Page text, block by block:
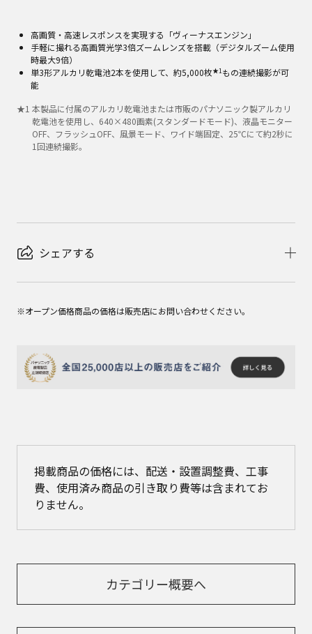
高画質・高速レスポンスを実現する「ヴィーナスエンジン」
手軽に撮れる高画質光学3倍ズームレンズを搭載（デジタルズーム使用
時最大9倍）
単3形アルカリ乾電池2本を使用して、約5,000枚★1 もの連続撮影が可
能
★1 本製品に付属のアルカリ乾電池または市販のパナソニック製アルカリ
乾電池を使用し、640×480画素(スタンダードモード)、液晶モニター
OFF、フラッシュOFF、風景モード、ワイド端固定、25℃にて約2秒に
1回連続撮影。
シェアする
※オープン価格商品の価格は販売店にお問い合わせください。
掲載商品の価格には、配送・設置調整費、工事
費、使用済み商品の引き取り費等は含まれてお
りません。
カテゴリー概要へ